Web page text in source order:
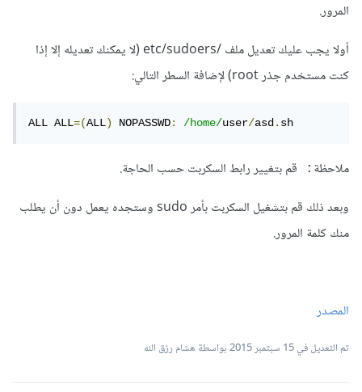
المرور.
أولا يجب عليك تعديل ملف /etc/sudoers (لا يمكنك تعديله إلا إذا
كنت مستخدم جذر root) لإضافة السطر التالي:
ALL ALL=(ALL) NOPASSWD: /home/user/asd.sh
ملاحظة:
قم بتغيير رابط السكربت حسب الحاجة.
وبعد ذلك قم بتشغيل السكربت بأمر sudo وستجده يعمل دون أن يطلب
منك كلمة المرور.
المصدر
تم التعديل في15 سبتمبر 2015 بواسطة هشام رزق الله